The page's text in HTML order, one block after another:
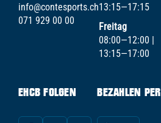
info@contesports.ch
071 929 00 00
13:15—17:15
Freitag
08:00—12:00 |
13:15—17:00
EHCB FOLGEN BEZAHLEN PER